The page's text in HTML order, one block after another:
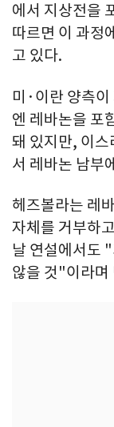
에서 지상전을
따르면 이 과정
고 있다.
미·이란 양측
엔 레바논을 포
돼 있지만, 이
서 레바논 남부
헤즈볼라는 레
자체를 거부하
날 연설에서도
않을 것"이라며